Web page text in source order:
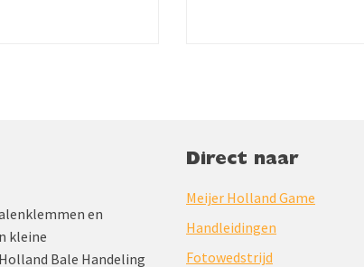
en
kleine
Bale Handeling
Direct naar
Meijer Holland Game
Handleidingen
Fotowedstrijd